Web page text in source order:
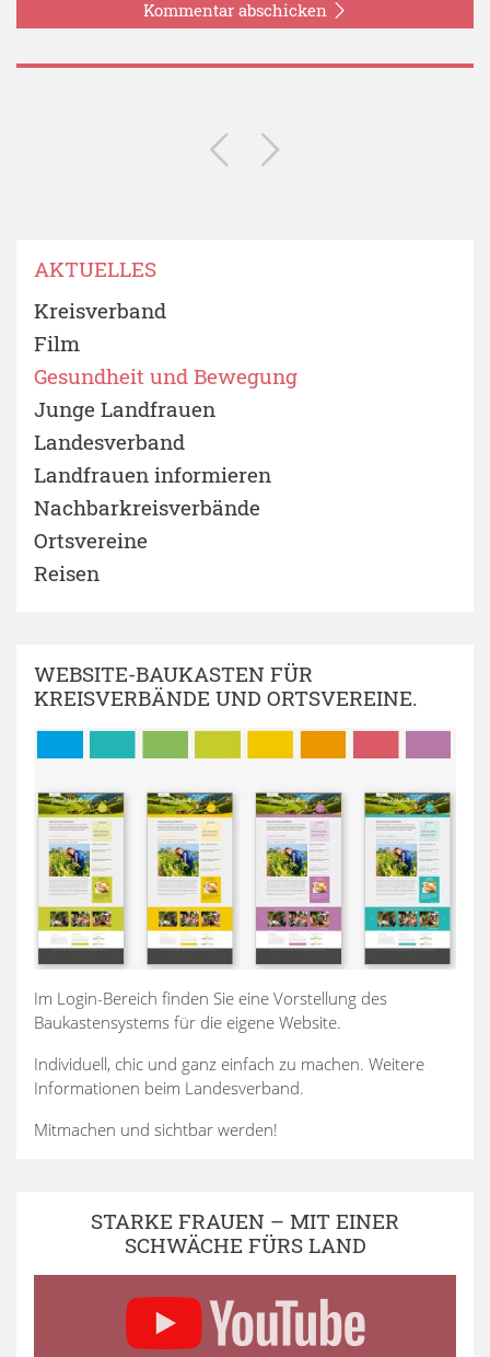
Kommentar abschicken
AKTUELLES
Kreisverband
Film
Gesundheit und Bewegung
Junge Landfrauen
Landesverband
Landfrauen informieren
Nachbarkreisverbände
Ortsvereine
Reisen
WEBSITE-BAUKASTEN FÜR
KREISVERBÄNDE UND ORTSVEREINE.
Im Login-Bereich finden Sie eine Vorstellung des
Baukastensystems für die eigene Website.
Individuell, chic und ganz einfach zu machen. Weitere
Informationen beim Landesverband.
Mitmachen und sichtbar werden!
STARKE FRAUEN – MIT EINER
SCHWÄCHE FÜRS LAND